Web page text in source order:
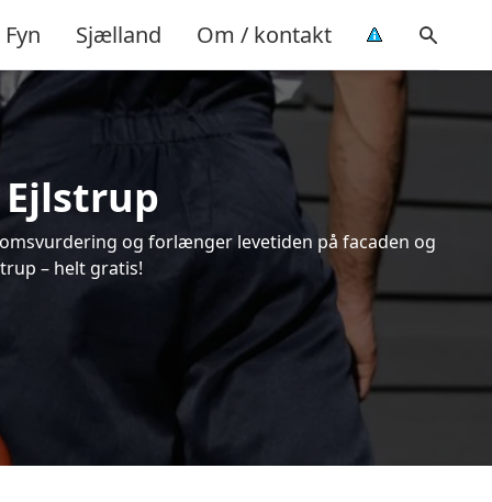
Fyn Sjælland Om / kontakt
og forlænger levetiden på facaden og
– helt gratis!